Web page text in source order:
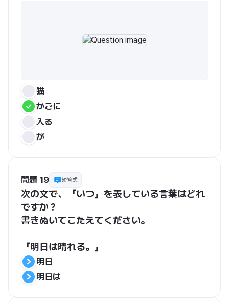
猫
かごに
入る
が
問題 19 短答式
次の文で、「いつ」を表している言葉はどれ
ですか？
書きぬいてこたえてください。
「明日は晴れる。」
明日
明日は